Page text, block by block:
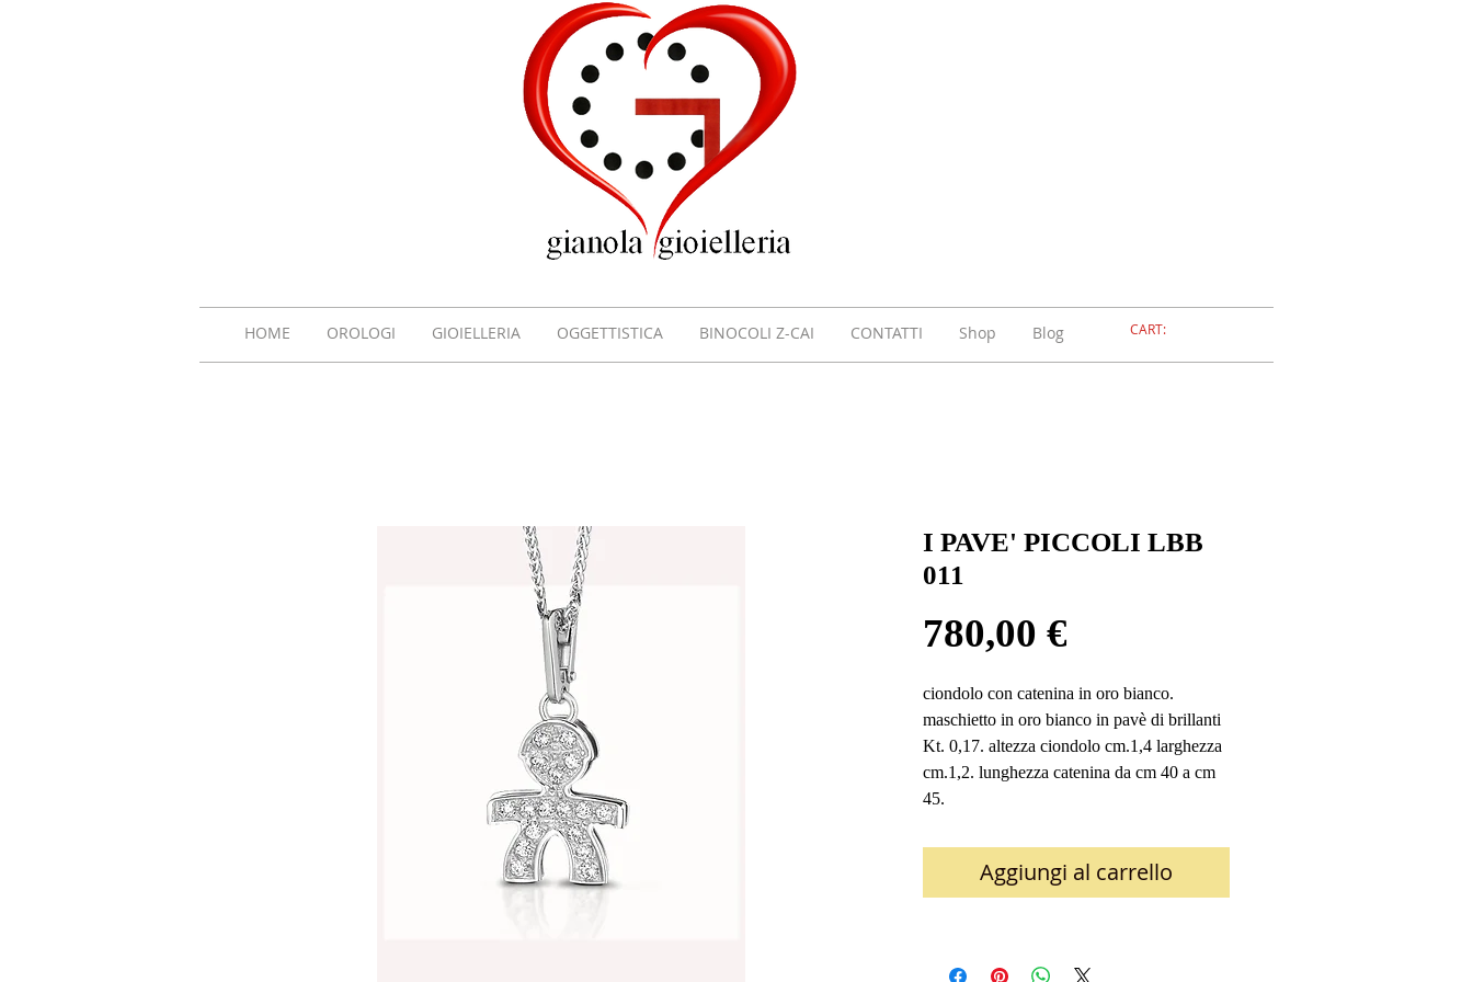
HOME OROLOGI GIOIELLERIA OGGETTISTICA BINOCOLI Z-CAI CONTATTI Shop Blog CART:
I PAVE' PICCOLI LBB
011
780,00 €
ciondolo con catenina in oro bianco.
maschietto in oro bianco in pavè di brillanti
Kt. 0,17. altezza ciondolo cm.1,4 larghezza
cm.1,2. lunghezza catenina da cm 40 a cm
45.
Aggiungi al carrello